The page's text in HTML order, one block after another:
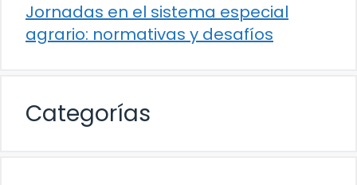
Jornadas en el sistema especial
agrario: normativas y desafíos
Categorías